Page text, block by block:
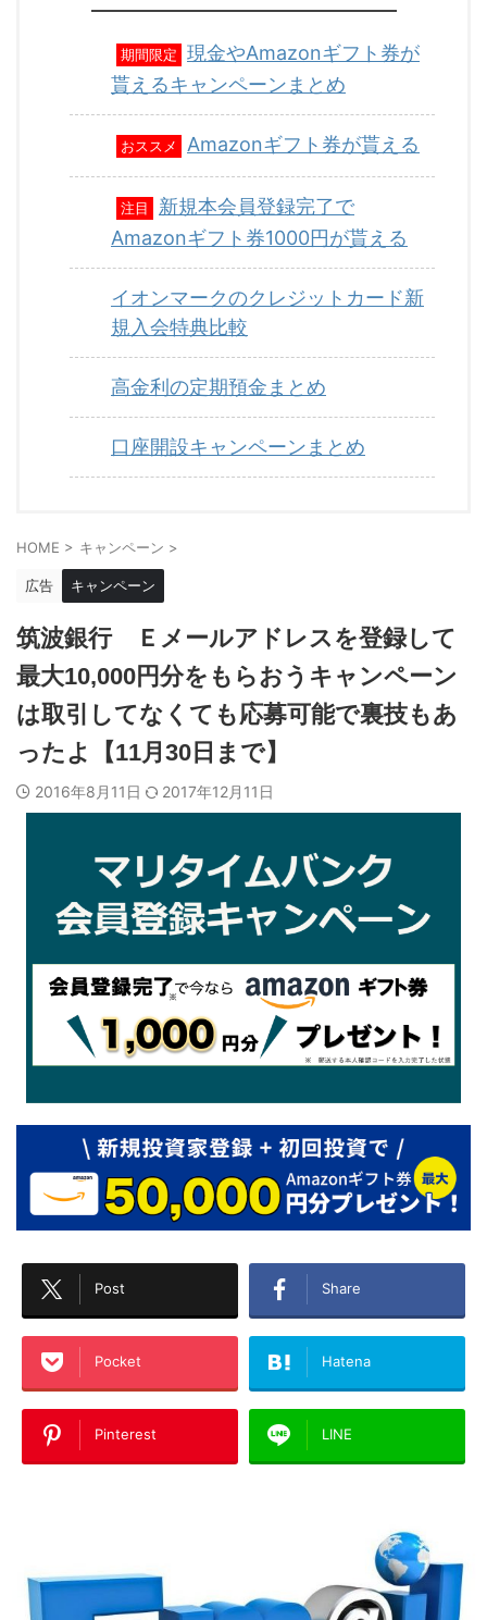
期間限定
現金やAmazonギフト券が
貰えるキャンペーンまとめ
おススメ Amazonギフト券が貰える
注目
新規本会員登録完了で
Amazonギフト券1000円が貰える
イオンマークのクレジットカード新
規入会特典比較
高金利の定期預金まとめ
口座開設キャンペーンまとめ
HOME > キャンペーン >
広告 キャンペーン
筑波銀行 Ｅメールアドレスを登録して
最大10,000円分をもらおうキャンペーン
は取引してなくても応募可能で裏技もあ
ったよ【11月30日まで】
2016年8月11日 2017年12月11日
Post Share
Pocket Hatena
Pinterest LINE